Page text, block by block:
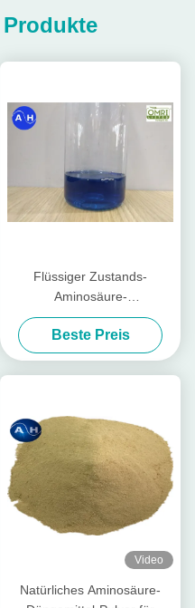
Flüssiger Zustands-
Aminosäure-
Betriebsdüngemittel-
Kalziumbor-freies Chlor und
Nitrat
Beste Preis
Video
Natürliches Aminosäure-